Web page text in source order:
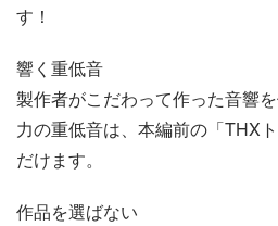
す！
響く重低音
製作者がこだわって作った音響
力の重低音は、本編前の「THX
だけます。
作品を選ばない